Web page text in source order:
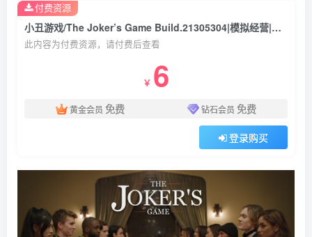
小丑游戏/The Joker’s Game Build.21305304|模拟经营|容量26.6GB|免安装绿色中文版
此内容为付费资源，请付费后查看
￥ 6
黄金会员 免费 钻石会员 免费
登录购买
付费资源